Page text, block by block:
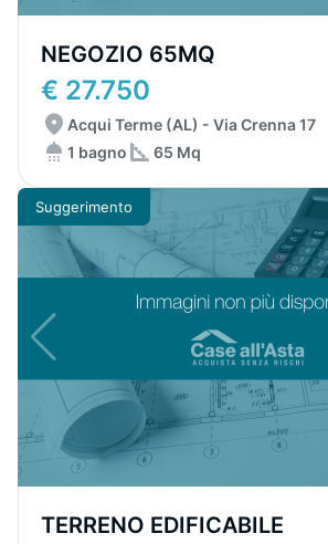
NEGOZIO 65MQ
€ 27.750
Acqui Terme (AL) - Via Crenna 17
1 bagno
65 Mq
Suggerimento
TERRENO EDIFICABILE